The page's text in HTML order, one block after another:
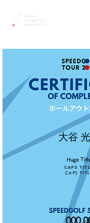
大谷
Huge
CAPS
CAPS